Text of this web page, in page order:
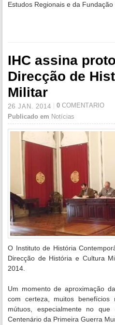
Estudos Regionais e da
IHC assina
Direcção de
Militar
26 JAN. 2014 0 COMENTÁRIO
Publicado em Notícias
O Instituto de História
Direcção de História e Cultura
2014.
Um momento de aproximação
com certeza, muitos benefícios
mútuos, especialmente no
Centenário da Primeira Guerra